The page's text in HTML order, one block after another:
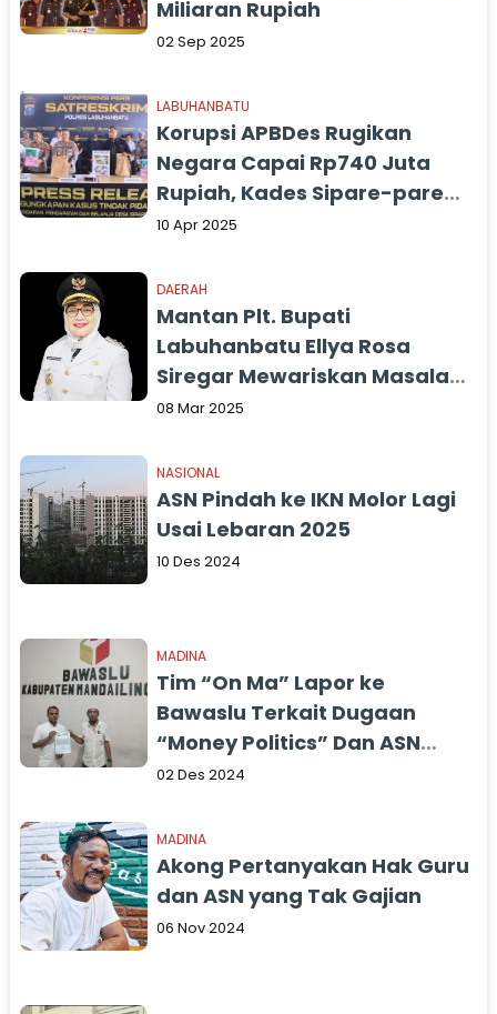
Miliaran Rupiah
02 Sep 2025
LABUHANBATU
Korupsi APBDes Rugikan
Negara Capai Rp740 Juta
Rupiah, Kades Sipare-pare
Tengah Jadi Tersangka
10 Apr 2025
DAERAH
Mantan Plt. Bupati
Labuhanbatu Ellya Rosa
Siregar Mewariskan Masalah,
Pengangkatan 2 Pejabat
BKN
08 Mar 2025
NASIONAL
ASN Pindah ke IKN Molor Lagi
Usai Lebaran 2025
10 Des 2024
MADINA
Tim “On Ma” Lapor ke
Bawaslu Terkait Dugaan
“Money Politics” Dan ASN
Tidak Netral
02 Des 2024
MADINA
Akong Pertanyakan Hak Guru
dan ASN yang Tak Gajian
06 Nov 2024